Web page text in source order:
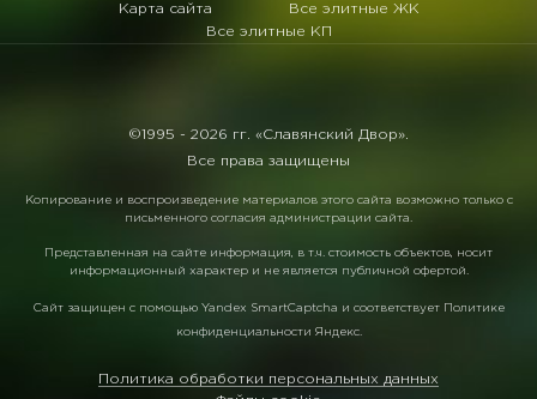
Карта сайта
Все элитные ЖК
Все элитные КП
©1995 - 2026 гг. «Славянский Двор».
Все права защищены
Копирование и воспроизведение материалов этого сайта возможно только с
письменного согласия администрации сайта.
Представленная на сайте информация, в т.ч. стоимость объектов, носит
информационный характер и не является публичной офертой.
Сайт защищен с помощью Yandex SmartCaptcha и соответствует Политике
конфиденциальности Яндекс.
Политика обработки персональных данных